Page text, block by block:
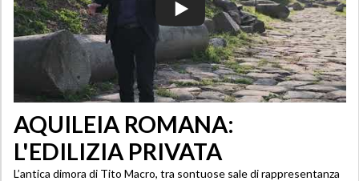
AQUILEIA ROMANA:
L'EDILIZIA PRIVATA
L’antica dimora di Tito Macro, tra sontuose sale di rappresentanza